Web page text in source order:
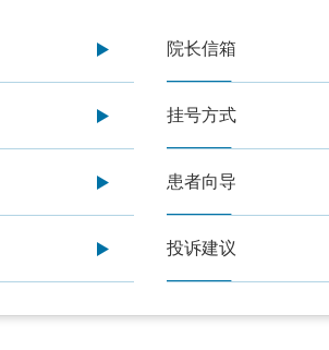
院长信箱
挂号方式
患者向导
投诉建议